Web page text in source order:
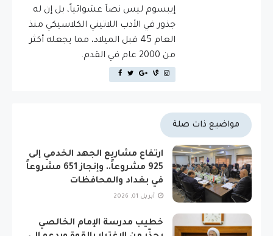
إيبسوم ليس نصاَ عشوائياً، بل إن له
جذور في الأدب اللاتيني الكلاسيكي منذ
العام 45 قبل الميلاد، مما يجعله أكثر
من 2000 عام في القدم.
مواضيع ذات صلة
ارتفاع مشاريع الجهد الخدمي إلى
925 مشروعاً.. وإنجاز 651 مشروعاً
في بغداد والمحافظات
أبريل 01, 2026
خطيب مدرسة الإمام الخالصي